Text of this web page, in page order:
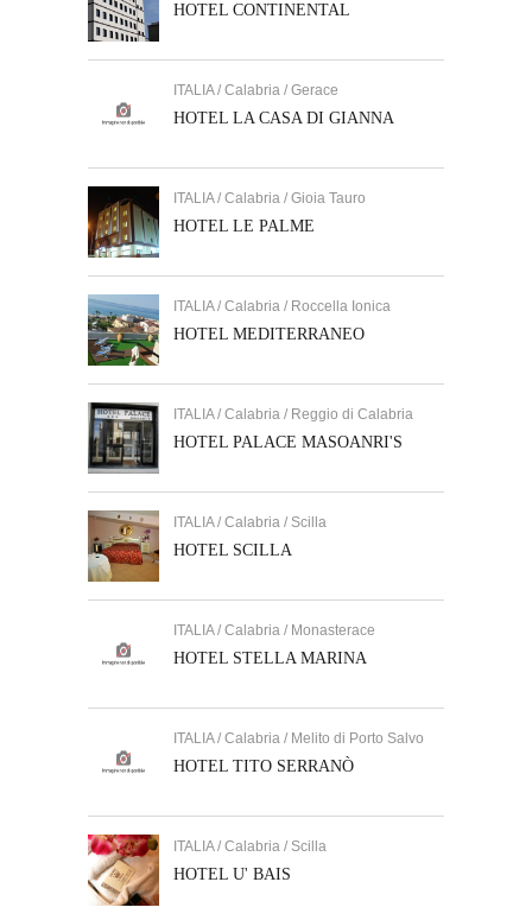
HOTEL CONTINENTAL
ITALIA / Calabria / Gerace
HOTEL LA CASA DI GIANNA
ITALIA / Calabria / Gioia Tauro
HOTEL LE PALME
ITALIA / Calabria / Roccella Ionica
HOTEL MEDITERRANEO
ITALIA / Calabria / Reggio di Calabria
HOTEL PALACE MASOANRI'S
ITALIA / Calabria / Scilla
HOTEL SCILLA
ITALIA / Calabria / Monasterace
HOTEL STELLA MARINA
ITALIA / Calabria / Melito di Porto Salvo
HOTEL TITO SERRANÒ
ITALIA / Calabria / Scilla
HOTEL U' BAIS